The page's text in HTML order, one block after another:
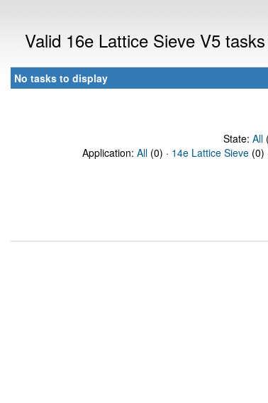
Valid 16e Lattice Sieve V5
No tasks to display
State: All
Application: All (0) · 14e Lattice Sieve (0)